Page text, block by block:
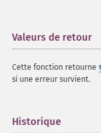
Valeurs de retour
Cette fonction retourne
si une erreur survient.
Historique